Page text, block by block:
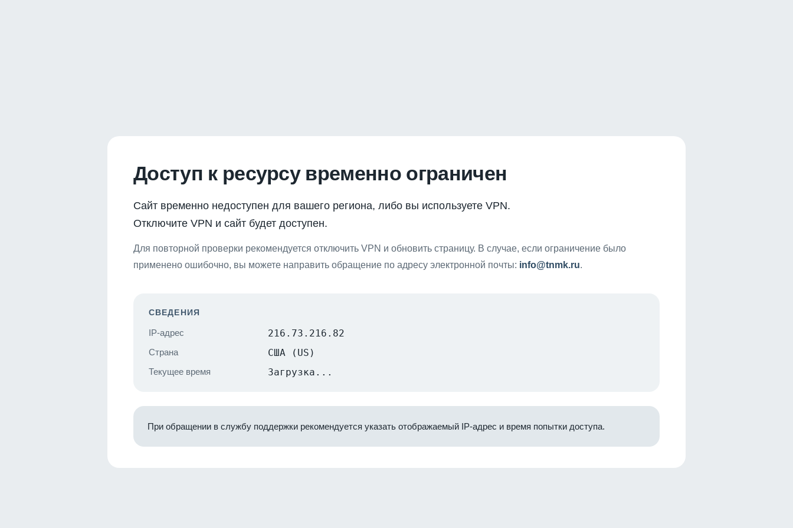
Доступ к ресурсу временно ограничен
Сайт временно недоступен для вашего региона, либо вы используете VPN.
Отключите VPN и сайт будет доступен.
Для повторной проверки рекомендуется отключить VPN и обновить страницу. В случае, если ограничение было
применено ошибочно, вы можете направить обращение по адресу электронной почты: info@tnmk.ru.
СВЕДЕНИЯ
IP-адрес 216.73.216.82
Страна США (US)
Текущее время Загрузка...
При обращении в службу поддержки рекомендуется указать отображаемый IP-адрес и время попытки доступа.